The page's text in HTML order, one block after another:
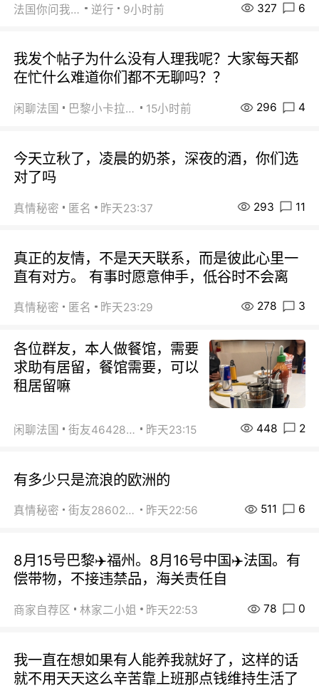
法国你问我答 逆行 9小时前 327 6
我发个帖子为什么没有人理我呢？大家每天都
在忙什么难道你们都不无聊吗？？
闲聊法国 巴黎小卡拉咪 15小时前 296 4
今天立秋了，凌晨的奶茶，深夜的酒，你们选
对了吗
真情秘密 匿名 昨天23:37 293 11
真正的友情，不是天天联系，而是彼此心里一
直有对方。 有事时愿意伸手，低谷时不会离
真情秘密 匿名 昨天23:29 278 3
各位群友，本人做餐馆，需要
求助有居留，餐馆需要，可以
租居留嘛
闲聊法国 街友46428878 昨天23:15 448 2
有多少只是流浪的欧洲的
真情秘密 街友28602925 昨天22:56 511 6
8月15号巴黎✈️福州。8月16号中国✈️法国。有
偿带物，不接违禁品，海关责任自
商家自荐区 林家二小姐 昨天22:53 78 0
我一直在想如果有人能养我就好了，这样的话
就不用天天这么辛苦靠上班那点钱维持生活了